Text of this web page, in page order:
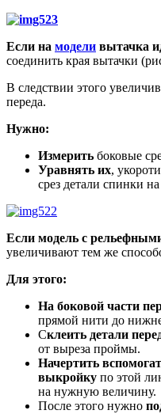
Если на модели вытачка
соединить края вытачки
В следствии этого
переда.
Нужно:
Измерить боковые
Уравнять их,
срез детали спинки
Если модель с
увеличивают тем же
Для этого:
На боковой части
прямой нити до
Склеить детали
от выреза проймы.
Начертить
выкройку по этой
на нужную величину.
После этого нужно